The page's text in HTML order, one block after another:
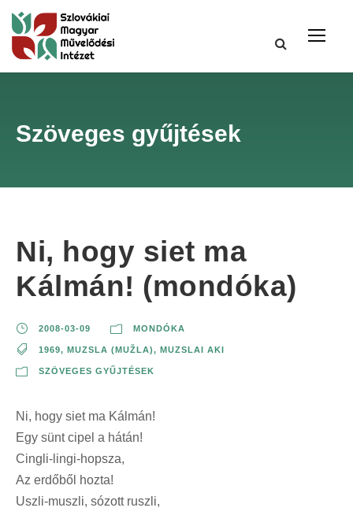
Szöveges gyűjtések
Ni, hogy siet ma
Kálmán! (mondóka)
2008-03-09 MONDÓKA
1969, MUZSLA (MUŽLA), MUZSLAI AKI
SZÖVEGES GYŰJTÉSEK
Ni, hogy siet ma Kálmán!
Egy sünt cipel a hátán!
Cingli-lingi-hopsza,
Az erdőből hozta!
Uszli-muszli, sózott ruszli,